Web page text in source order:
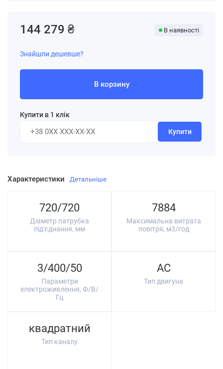
Характеристики Детальніше
720/720
Діаметр патрубка
під'єднання, мм
7884
Максимальна витрата
повітря, м3/год
3/400/50
Параметри
електроживлення, Ф/В/
Гц
AC
Тип двигуна
квадратний
Тип каналу
144 279 ₴ В наявності
Знайшли дешевше?
В корзину
Купити в 1 клік
Купити